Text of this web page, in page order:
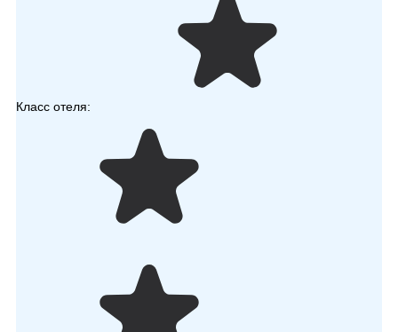
Класс отеля: